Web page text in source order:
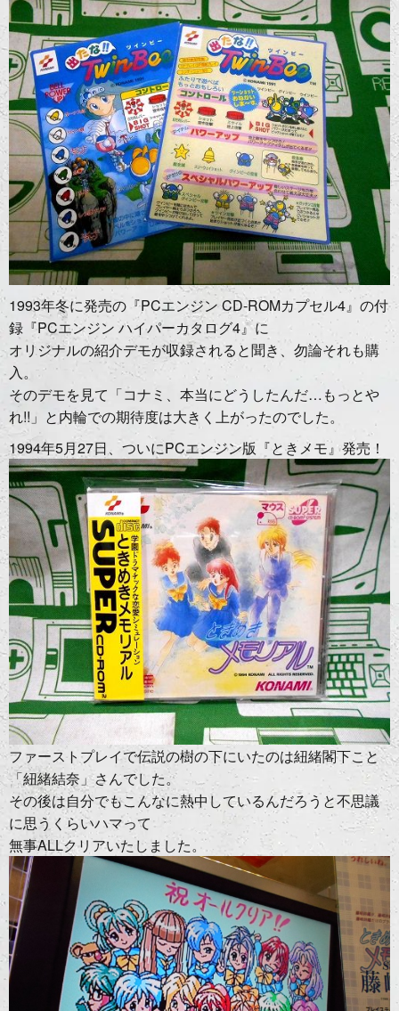
1993年冬に発売の『PCエンジン CD-ROMカプセル4』の付
録『PCエンジン ハイパーカタログ4』に
オリジナルの紹介デモが収録されると聞き、勿論それも購
入。
そのデモを見て「コナミ、本当にどうしたんだ…もっとや
れ!!」と内輪での期待度は大きく上がったのでした。
1994年5月27日、ついにPCエンジン版『ときメモ』発売！
ファーストプレイで伝説の樹の下にいたのは紐緒閣下こと
「紐緒結奈」さんでした。
その後は自分でもこんなに熱中しているんだろうと不思議
に思うくらいハマって
無事ALLクリアいたしました。